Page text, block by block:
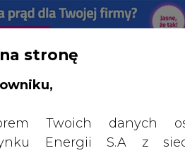
stronę
Twoich danych
Energii S.A z